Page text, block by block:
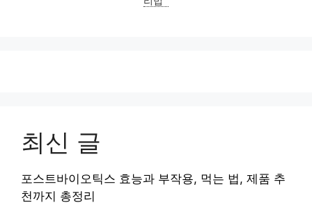
최신 글
포스트바이오틱스 효능과 부작용, 먹는 법, 제품 추
천까지 총정리